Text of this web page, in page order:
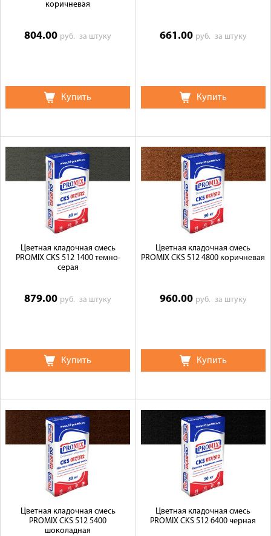
коричневая
804.00 руб.за штуку
Купить
661.00 руб. за штуку
Купить
Цветная кладочная смесь
PROMIX CKS 512 1400 темно-
серая
879.00 руб.за штуку
Купить
Цветная кладочная смесь
PROMIX CKS 512 4800 коричневая
960.00 руб. за штуку
Купить
Цветная кладочная смесь
PROMIX CKS 512 5400
шоколадная
Цветная кладочная смесь
PROMIX CKS 512 6400 черная